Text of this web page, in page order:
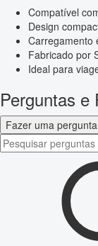
Compatível
Design
Carregamento
Fabricado por
Ideal para
Perguntas e
Fazer uma pergunta